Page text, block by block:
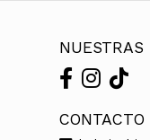
NUESTRAS
CONTACTO